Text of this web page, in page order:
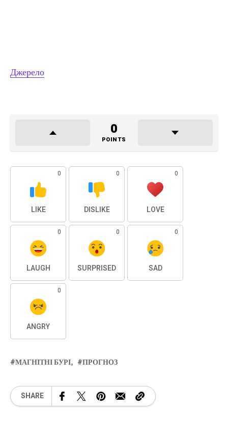
Джерело
0
POINTS
0
LIKE
0
DISLIKE
0
LOVE
0
LAUGH
0
SURPRISED
0
SAD
0
ANGRY
МАГНІТНІ БУРІ ПРОГНОЗ
SHARE